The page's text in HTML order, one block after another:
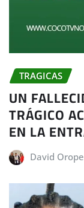
TRAGICAS
UN
TRÁGICO
EN LA
David